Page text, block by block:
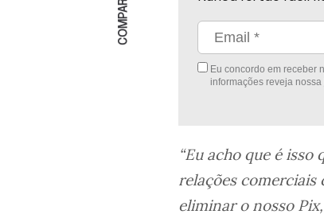
Eu concordo em receber
informações reveja nossa
“Eu acho que é
relações comerciais
eliminar o nosso